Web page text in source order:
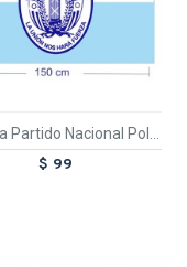
Bandera Partido Nacional Poliester Grande
$ 99